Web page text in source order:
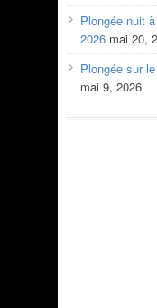
Plongée nuit
2026 mai 20,
Plongée sur
mai 9, 2026